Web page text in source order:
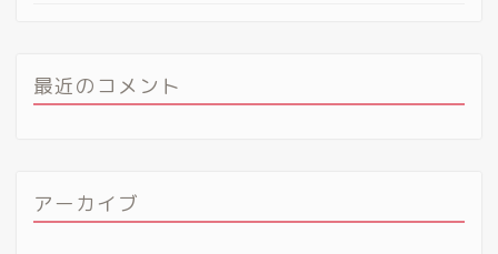
最近のコメント
アーカイブ